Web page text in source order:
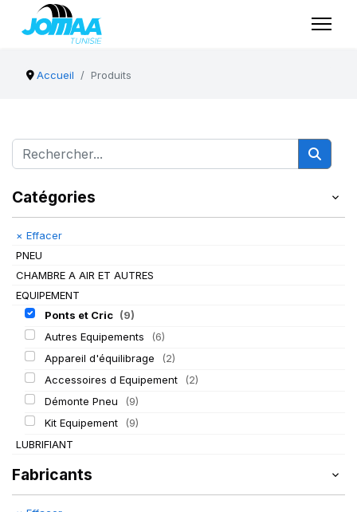
Accueil Produits
Catégories
× Effacer
PNEU
CHAMBRE A AIR ET AUTRES
EQUIPEMENT
Ponts et Cric (9)
Autres Equipements
(6)
Appareil d'équilibrage
(2)
Accessoires d Equipement
(2)
Démonte Pneu
(9)
Kit Equipement
(9)
LUBRIFIANT
Fabricants